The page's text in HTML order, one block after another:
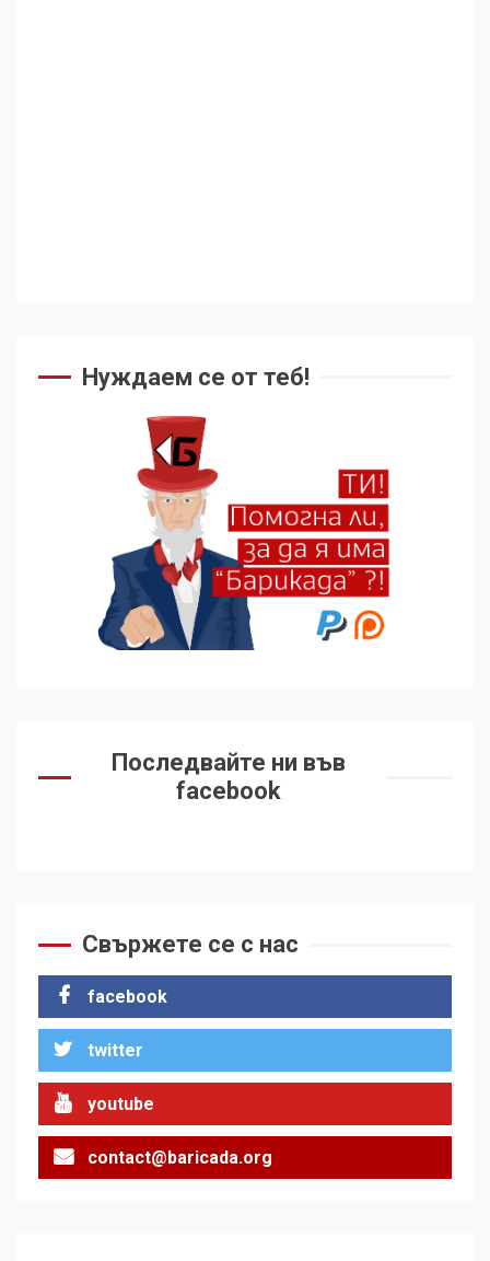
Нуждаем се от теб!
Последвайте ни във
facebook
Свържете се с нас
facebook
twitter
youtube
contact@baricada.org